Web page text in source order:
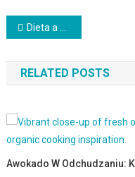
Nawigacja
wpisu
Dieta a wygląd twarzy – jak odżywianie wpływa na urodę
RELATED POSTS
Awokado W Odchudzaniu: